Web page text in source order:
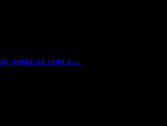
дома от снега…